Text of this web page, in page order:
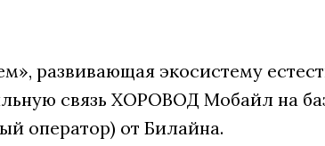
развивающая экосистему
связь ХОРОВОД Мобайл на
оператор) от Билайна.